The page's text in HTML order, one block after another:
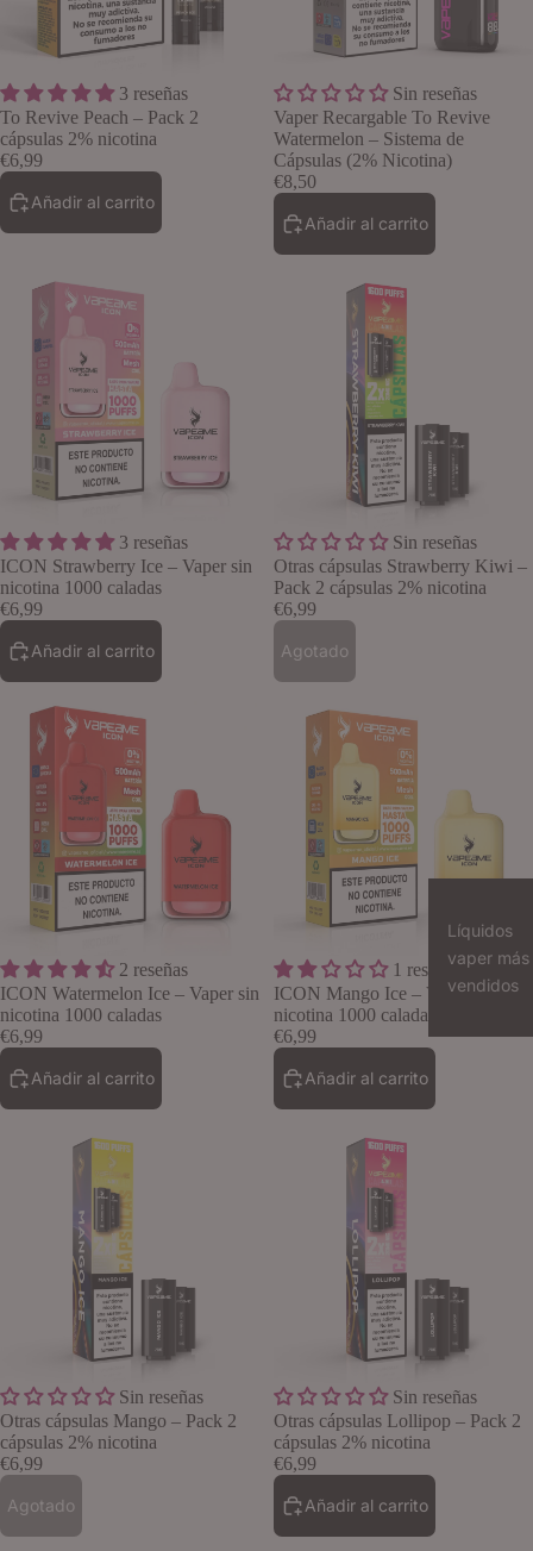
Líquidos
vaper más
vendidos
Lo quiero
3 reseñas
To Revive Peach – Pack 2
cápsulas 2% nicotina
€6,99
Añadir al carrito
Sin reseñas
Vaper Recargable To Revive
Watermelon – Sistema de
Cápsulas (2% Nicotina)
€8,50
Añadir al carrito
Lo quiero
3 reseñas
ICON Strawberry Ice – Vaper sin
nicotina 1000 caladas
€6,99
Añadir al carrito
Agotado
Sin reseñas
Otras cápsulas Strawberry Kiwi –
Pack 2 cápsulas 2% nicotina
€6,99
Agotado
Lo quiero
2 reseñas
ICON Watermelon Ice – Vaper sin
nicotina 1000 caladas
€6,99
Añadir al carrito
1 reseñas
ICON Mango Ice – Vaper sin
nicotina 1000 caladas
€6,99
Añadir al carrito
Agotado
Sin reseñas
Otras cápsulas Mango – Pack 2
cápsulas 2% nicotina
€6,99
Agotado
Sin reseñas
Otras cápsulas Lollipop – Pack 2
cápsulas 2% nicotina
€6,99
Añadir al carrito